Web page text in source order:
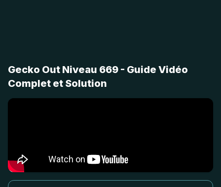
Gecko Out Niveau 669 - Guide Vidéo
Complet et Solution